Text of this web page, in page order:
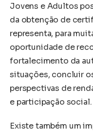
Jovens e Adultos
da obtenção de
representa, para
oportunidade de
fortalecimento da
situações, concluir
perspectivas de
e participação social.
Existe também um